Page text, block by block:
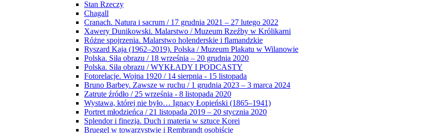
Stan Rzeczy
Chagall
Cranach. Natura i sacrum / 17 grudnia 2021 – 27 lutego 2022
Xawery Dunikowski. Malarstwo / Muzeum Rzeźby w Królikarni
Różne spojrzenia. Malarstwo holenderskie i flamandzkie
Ryszard Kaja (1962–2019). Polska / Muzeum Plakatu w Wilanowie
Polska. Siła obrazu / 18 września – 20 grudnia 2020
Polska. Siła obrazu / WYKŁADY I PODCASTY
Fotorelacje. Wojna 1920 / 14 sierpnia - 15 listopada
Bruno Barbey. Zawsze w ruchu / 1 grudnia 2023 – 3 marca 2024
Zatrute źródło / 25 września - 8 listopada 2020
Wystawa, której nie było… Ignacy Łopieński (1865–1941)
Portret młodzieńca / 21 listopada 2019 – 20 stycznia 2020
Splendor i finezja. Duch i materia w sztuce Korei
Bruegel w towarzystwie i Rembrandt osobiście